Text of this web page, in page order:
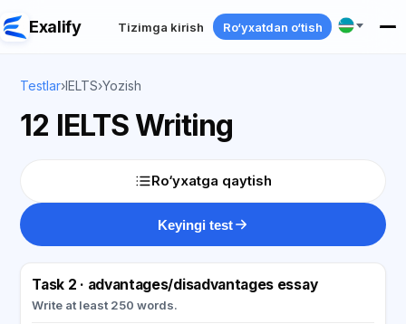
Exalify Tizimga kirish Ro‘yxatdan o‘tish
Testlar›IELTS›Yozish
12 IELTS Writing
Ro‘yxatga qaytish
Keyingi test
Task 2 · advantages/disadvantages essay
Write at least 250 words.